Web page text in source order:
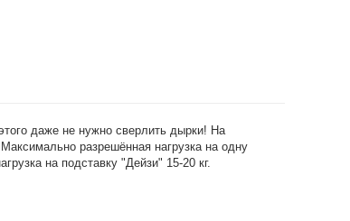
даже не нужно сверлить дырки! На
разрешённая нагрузка на одну
на подставку "Дейзи" 15-20 кг.